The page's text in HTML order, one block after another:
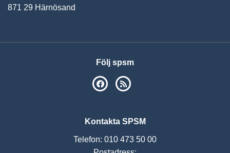
871 29 Härnösand
Följ spsm
SPSM på Facebook
Kontakta SPSM
Telefon: 010 473 50 00